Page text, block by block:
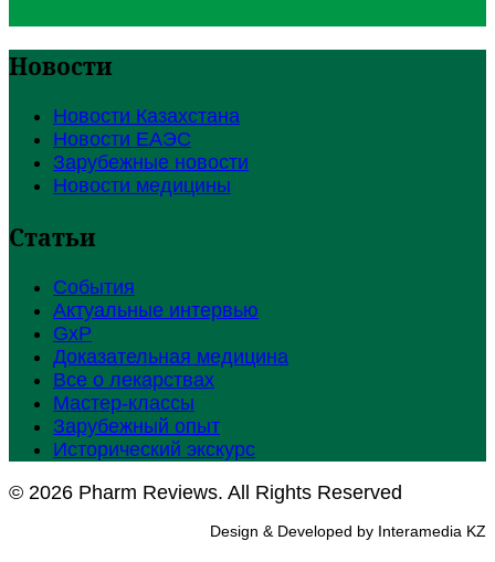
Новости
Новости Казахстана
Новости ЕАЭС
Зарубежные новости
Новости медицины
Статьи
События
Актуальные интервью
GxP
Доказательная медицина
Все о лекарствах
Мастер-классы
Зарубежный опыт
Исторический экскурс
© 2026 Pharm Reviews. All Rights Reserved
Design & Developed by Interamedia KZ